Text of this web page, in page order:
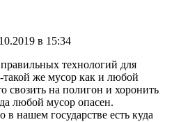
в 15:34
технологий для
такой же мусор как и любой
свозить на полигон и хоронить
любой мусор опасен.
в нашем государстве есть куда